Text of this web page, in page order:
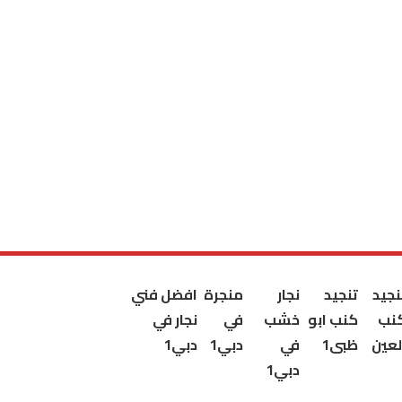
تنجيد
كنب ابو
ظبى1
نجار
خشب
في
دبي1
منجرة
في
دبي1
افضل فني
نجار في
دبي1